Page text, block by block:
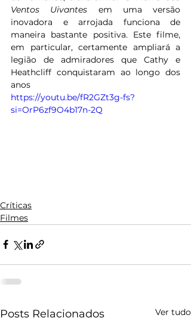
Ventos Uivantes em uma versão
inovadora e arrojada funciona de
maneira bastante positiva. Este filme,
em particular, certamente ampliará a
legião de admiradores que Cathy e
Heathcliff conquistaram ao longo dos
anos
https://youtu.be/fR2GZt3g-fs?
si=OrP6zf9O4b17n-2Q
Críticas
Filmes
Posts Relacionados Ver tudo